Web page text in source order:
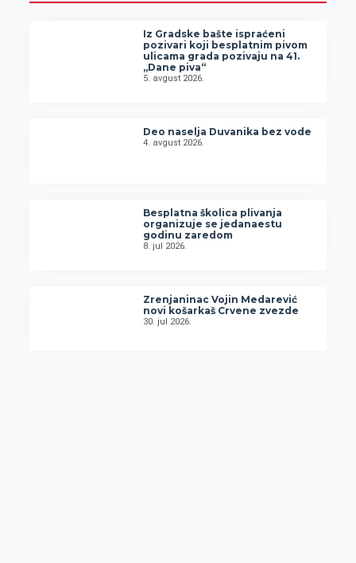
Iz Gradske bašte ispraćeni
pozivari koji besplatnim pivom
ulicama grada pozivaju na 41.
„Dane piva“
5. avgust 2026.
Deo naselja Duvanika bez vode
4. avgust 2026.
Besplatna školica plivanja
organizuje se jedanaestu
godinu zaredom
8. jul 2026.
Zrenjaninac Vojin Medarević
novi košarkaš Crvene zvezde
30. jul 2026.